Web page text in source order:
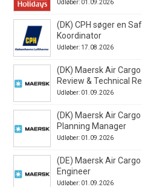
Udløber: 01.09.2026
(DK) CPH søger en
Koordinator
Udløber: 17.08.2026
(DK) Maersk Air
Review & Technical
Udløber: 01.09.2026
(DK) Maersk Air
Planning Manager
Udløber: 01.09.2026
(DE) Maersk Air
Engineer
Udløber: 01.09.2026